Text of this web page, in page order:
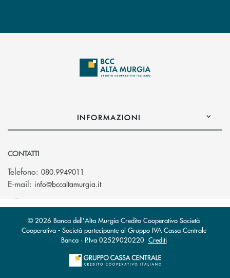
INFORMAZIONI
CONTATTI
Telefono: 080.9949011
E-mail: info@bccaltamurgia.it(si apre l’app di posta elettronica)
© 2026 Banca dell'Alta Murgia Credito Cooperativo Società
Cooperativa - Società partecipante al Gruppo IVA Cassa Centrale
Banca · P.Iva 02529020220 Crediti